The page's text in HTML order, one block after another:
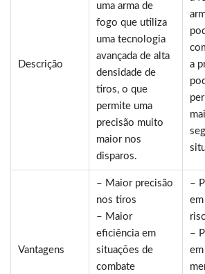
Descrição
uma arma de
fogo que utiliza
uma tecnologia
avançada de alta
densidade de
tiros, o que
permite uma
precisão muito
maior nos
disparos.
a
Vantagens
– Maior precisão
nos tiros
– Maior
eficiência em
situações de
combate
–
–